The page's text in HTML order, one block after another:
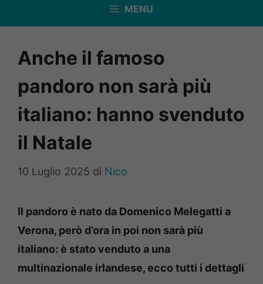
MENU
Anche il famoso
pandoro non sarà più
italiano: hanno svenduto
il Natale
10 Luglio 2025 di Nico
Il pandoro è nato da Domenico Melegatti a
Verona, però d’ora in poi non sarà più
italiano: è stato venduto a una
multinazionale irlandese, ecco tutti i dettagli